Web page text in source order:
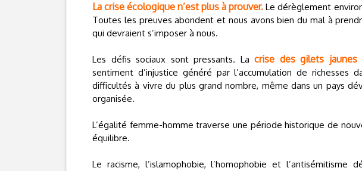
La crise écologique n’est plus à prouver. Le dérèglement
Toutes les preuves abondent et nous avons bien du mal à
qui devraient s’imposer à nous.
Les défis sociaux sont pressants. Lacrise des gilets jaunes
sentiment d’injustice généré par l’accumulation de richesses
difficultés à vivre du plus grand nombre, même dans un pays
organisée.
L’égalité femme-homme traverse une période historique de
équilibre.
Le racisme, l’islamophobie, l’homophobie et l’antisémitisme